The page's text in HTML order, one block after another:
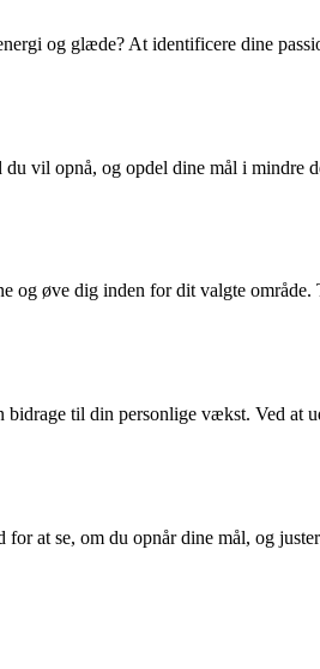
og glæde? At identificere dine
vil opnå, og opdel dine mål i mindre
øve dig inden for dit valgte område.
til din personlige vækst. Ved at
at se, om du opnår dine mål, og